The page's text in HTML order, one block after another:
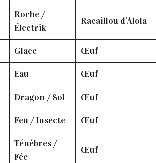
Roche /
Électrik
Racaillou d’Alola
Glace Œuf
Eau Œuf
Dragon / Sol Œuf
Feu / Insecte Œuf
Ténèbres /
Fée
Œuf